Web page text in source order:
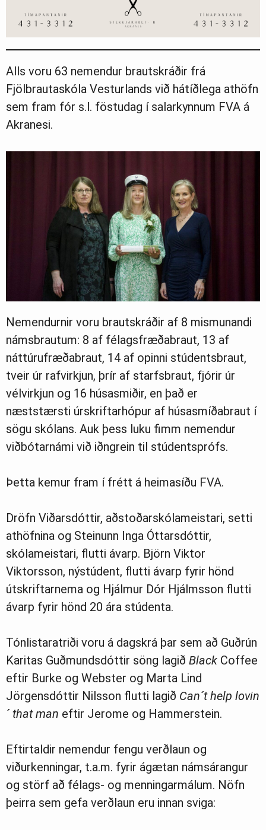
Alls voru 63 nemendur brautskráðir frá
Fjölbrautaskóla Vesturlands við hátíðlega athöfn
sem fram fór s.l. föstudag í salarkynnum FVA á
Akranesi.
Nemendurnir voru brautskráðir af 8 mismunandi
námsbrautum: 8 af félagsfræðabraut, 13 af
náttúrufræðabraut, 14 af opinni stúdentsbraut,
tveir úr rafvirkjun, þrír af starfsbraut, fjórir úr
vélvirkjun og 16 húsasmiðir, en það er
næststærsti úrskriftarhópur af húsasmíðabraut í
sögu skólans. Auk þess luku fimm nemendur
viðbótarnámi við iðngrein til stúdentsprófs.
Þetta kemur fram í frétt á heimasíðu FVA.
Dröfn Viðarsdóttir, aðstoðarskólameistari, setti
athöfnina og Steinunn Inga Óttarsdóttir,
skólameistari, flutti ávarp. Björn Viktor
Viktorsson, nýstúdent, flutti ávarp fyrir hönd
útskriftarnema og Hjálmur Dór Hjálmsson flutti
ávarp fyrir hönd 20 ára stúdenta.
Tónlistaratriði voru á dagskrá þar sem að Guðrún
Karitas Guðmundsdóttir söng lagið Black Coffee
eftir Burke og Webster og Marta Lind
Jörgensdóttir Nilsson flutti lagið Can´t help lovin
´ that man eftir Jerome og Hammerstein.
Eftirtaldir nemendur fengu verðlaun og
viðurkenningar, t.a.m. fyrir ágætan námsárangur
og störf að félags- og menningarmálum. Nöfn
þeirra sem gefa verðlaun eru innan sviga: